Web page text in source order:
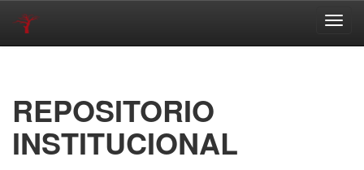
REPOSITORIO
INSTITUCIONAL